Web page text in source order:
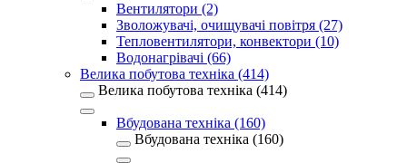
Вентилятори (2)
Зволожувачі, очищувачі повітря (27)
Тепловентилятори, конвектори (10)
Водонагрівачі (66)
Велика побутова техніка (414)
Велика побутова техніка (414)
Вбудована техніка (160)
Вбудована техніка (160)